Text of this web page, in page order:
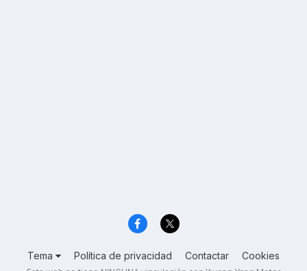
Tema Política de privacidad Contactar Cookies